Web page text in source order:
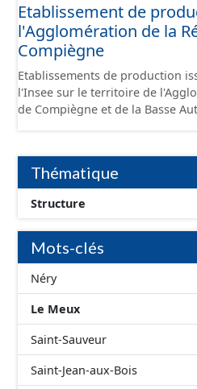
Etablissement de
l'Agglomération de la
Compiègne
Etablissements de production
l'Insee sur le territoire de
de Compiègne et de la Basse Automne.
et structurés conformément
standard CNIG Sites
la référence aux terrains à
jour. Il est filtré au-delà des
limitant aux SCI.
Thématique
Structure
Mots-clés
Néry
Le Meux
Saint-Sauveur
Saint-Jean-aux-Bois